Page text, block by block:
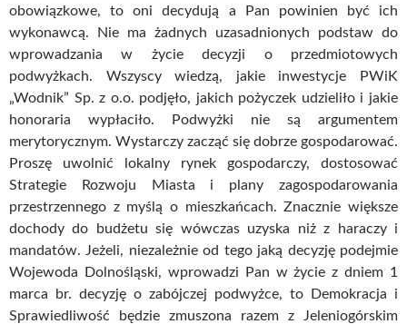
obowiązkowe, to oni decydują a Pan powinien być ich
wykonawcą. Nie ma żadnych uzasadnionych podstaw do
wprowadzania w życie decyzji o przedmiotowych
podwyżkach. Wszyscy wiedzą, jakie inwestycje PWiK
„Wodnik” Sp. z o.o. podjęło, jakich pożyczek udzieliło i jakie
honoraria wypłaciło. Podwyżki nie są argumentem
merytorycznym. Wystarczy zacząć się dobrze gospodarować.
Proszę uwolnić lokalny rynek gospodarczy, dostosować
Strategie Rozwoju Miasta i plany zagospodarowania
przestrzennego z myślą o mieszkańcach. Znacznie większe
dochody do budżetu się wówczas uzyska niż z haraczy i
mandatów. Jeżeli, niezależnie od tego jaką decyzję podejmie
Wojewoda Dolnośląski, wprowadzi Pan w życie z dniem 1
marca br. decyzję o zabójczej podwyżce, to Demokracja i
Sprawiedliwość będzie zmuszona razem z Jeleniogórskim